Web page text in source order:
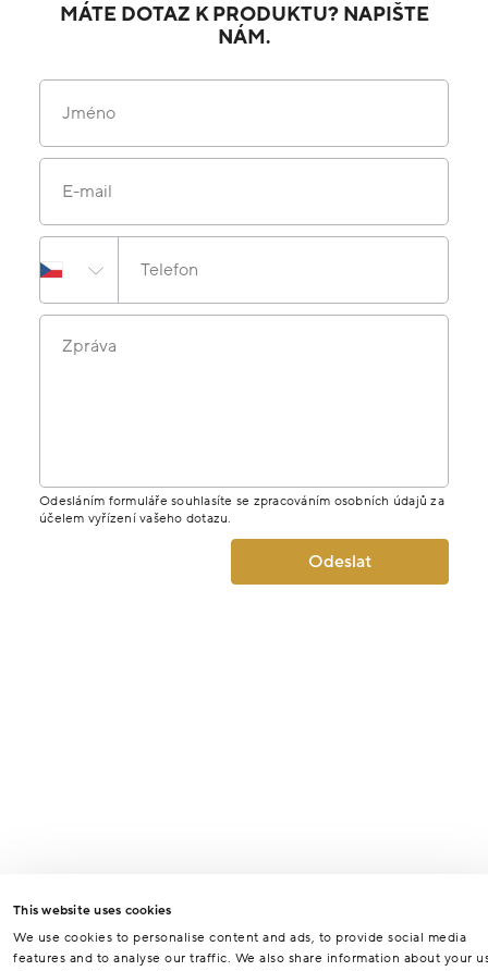
This website uses cookies
We use cookies to personalise content and ads, to provide social media
features and to analyse our traffic. We also share information about your
MÁTE DOTAZ K PRODUKTU? NAPIŠTE
NÁM.
Jméno
E-mail
Telefon
Zpráva
Odesláním formuláře souhlasíte se zpracováním osobních údajů za
účelem vyřízení vašeho dotazu.
Odeslat